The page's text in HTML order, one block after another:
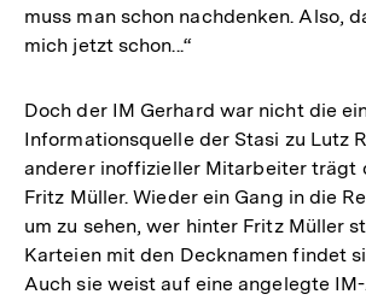
muss man schon nachdenken. Also,
mich jetzt schon...“
Doch der IM Gerhard war nicht die
Informationsquelle der Stasi zu Lutz
anderer inoffizieller Mitarbeiter trägt
Fritz Müller. Wieder ein Gang in die
um zu sehen, wer hinter Fritz Müller
Karteien mit den Decknamen findet
Auch sie weist auf eine angelegte